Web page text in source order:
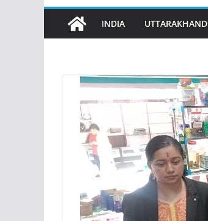
INDIA UTTARAKHAND